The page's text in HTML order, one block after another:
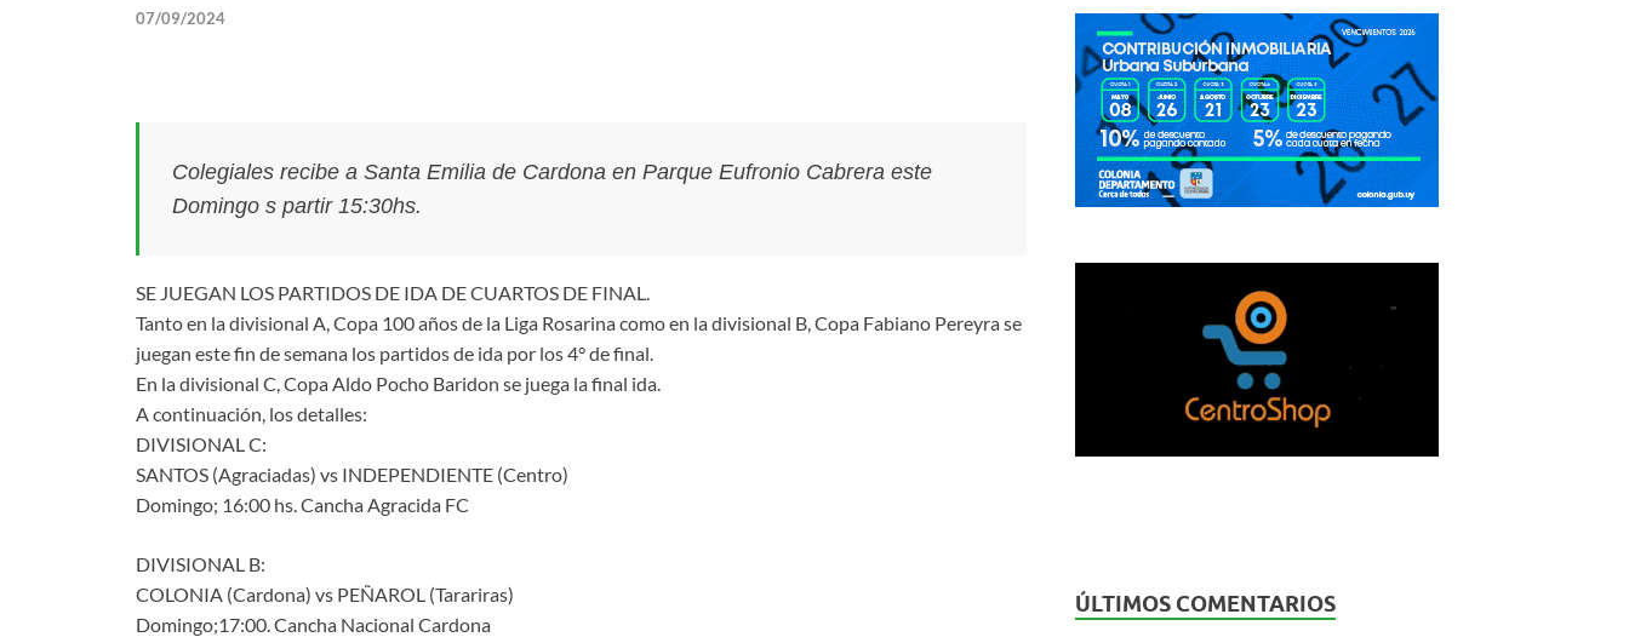
07/09/2024
Colegiales recibe a Santa Emilia de Cardona en Parque Eufronio Cabrera este
Domingo s partir 15:30hs.
SE JUEGAN LOS PARTIDOS DE IDA DE CUARTOS DE FINAL.
Tanto en la divisional A, Copa 100 años de la Liga Rosarina como en la divisional B, Copa Fabiano Pereyra se
juegan este fin de semana los partidos de ida por los 4° de final.
En la divisional C, Copa Aldo Pocho Baridon se juega la final ida.
A continuación, los detalles:
DIVISIONAL C:
SANTOS (Agraciadas) vs INDEPENDIENTE (Centro)
Domingo; 16:00 hs. Cancha Agracida FC
DIVISIONAL B:
COLONIA (Cardona) vs PEÑAROL (Tarariras)
Domingo;17:00. Cancha Nacional Cardona
ÚLTIMOS COMENTARIOS